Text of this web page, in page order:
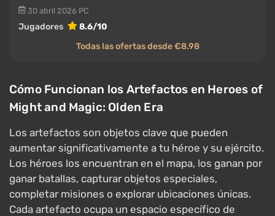
30 abril 2026 PC
Jugadores
8.6/10
Todas las ofertas desde €8.98
Cómo Funcionan los Artefactos en Heroes of
Might and Magic: Olden Era
Los artefactos son objetos clave que pueden
aumentar significativamente a tu héroe y su ejército.
Los héroes los encuentran en el mapa, los ganan por
ganar batallas, capturar objetos especiales,
completar misiones o explorar ubicaciones únicas.
Cada artefacto ocupa un espacio específico de